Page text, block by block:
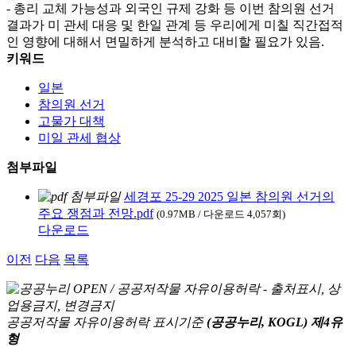
- 총리 교체 가능성과 외국인 규제 강화 등 이번 참의원 선거
결과가 미 관세 대응 및 한일 관계 등 우리에게 미칠 직간접적
인 영향에 대해서 면밀하게 분석하고 대비할 필요가 있음.
키워드
일본
참의원 선거
고물가 대책
미일 관세 협상
첨부파일
세경포 25-29 2025 일본 참의원 선거의
주요 쟁점과 전망.pdf (0.97MB / 다운로드 4,057회)
다운로드
이전 다음 목록
공공저작물 자유이용허락 표시기준 (공공누리, KOGL) 제4유
형